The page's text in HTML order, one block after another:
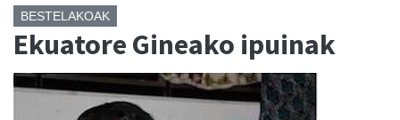
BESTELAKOAK
Ekuatore Gineako ipuinak